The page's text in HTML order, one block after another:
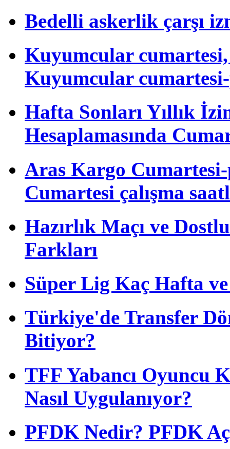
Bedelli askerlik çarşı
Kuyumcular cumartesi,
Kuyumcular
Hafta Sonları Yıllık
Hesaplamasında
Aras Kargo Cumartesi-
Cumartesi çalışma
Hazırlık Maçı ve
Farkları
Süper Lig Kaç Hafta
Türkiye'de Transfer
Bitiyor?
TFF Yabancı Oyuncu
Nasıl Uygulanıyor?
PFDK Nedir? PFDK